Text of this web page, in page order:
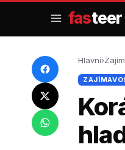
obsah
fasteer
Hlavní›